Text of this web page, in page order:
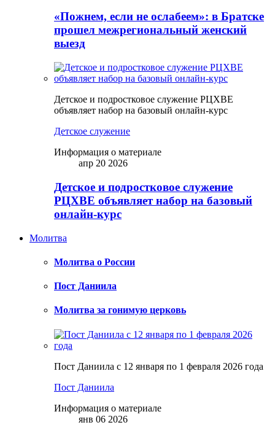
«Пожнем, если не ослабеем»: в Братске
прошел межрегиональный женский
выезд
Детское и подростковое служение РЦХВЕ
объявляет набор на базовый онлайн-курс
Детское служение
Информация о материале
апр 20 2026
Детское и подростковое служение
РЦХВЕ объявляет набор на базовый
онлайн-курс
Молитва
Молитва о России
Пост Даниила
Молитва за гонимую церковь
Пост Даниила с 12 января по 1 февраля 2026 года
Пост Даниила
Информация о материале
янв 06 2026